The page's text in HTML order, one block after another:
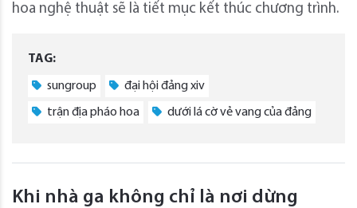
hoa nghệ thuật sẽ là tiết mục kết thúc chương trình.
TAG:
sungroup đại hội đảng xiv
trận địa pháo hoa dưới lá cờ vẻ vang của đảng
Khi nhà ga không chỉ là nơi dừng